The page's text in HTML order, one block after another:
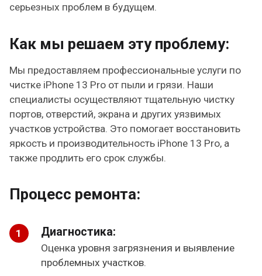
серьезных проблем в будущем.
Как мы решаем эту проблему:
Мы предоставляем профессиональные услуги по
чистке iPhone 13 Pro от пыли и грязи. Наши
специалисты осуществляют тщательную чистку
портов, отверстий, экрана и других уязвимых
участков устройства. Это помогает восстановить
яркость и производительность iPhone 13 Pro, а
также продлить его срок службы.
Процесс ремонта:
Диагностика:
Оценка уровня загрязнения и выявление
проблемных участков.